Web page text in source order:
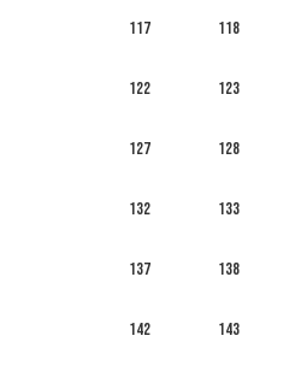
117 118
122 123
127 128
132 133
137 138
142 143